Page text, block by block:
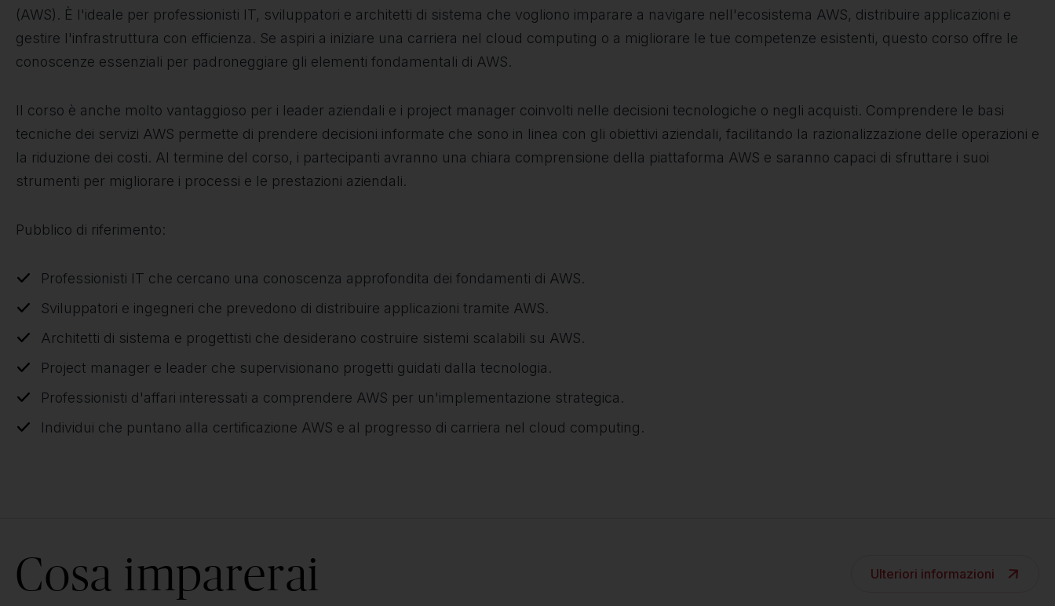
(AWS). È l'ideale per professionisti IT, sviluppatori e architetti di sistema che vogliono imparare a navigare nell'ecosistema AWS, distribuire applicazioni e
gestire l'infrastruttura con efficienza. Se aspiri a iniziare una carriera nel cloud computing o a migliorare le tue competenze esistenti, questo corso offre le
conoscenze essenziali per padroneggiare gli elementi fondamentali di AWS.
Il corso è anche molto vantaggioso per i leader aziendali e i project manager coinvolti nelle decisioni tecnologiche o negli acquisti. Comprendere le basi
tecniche dei servizi AWS permette di prendere decisioni informate che sono in linea con gli obiettivi aziendali, facilitando la razionalizzazione delle operazioni e
la riduzione dei costi. Al termine del corso, i partecipanti avranno una chiara comprensione della piattaforma AWS e saranno capaci di sfruttare i suoi
strumenti per migliorare i processi e le prestazioni aziendali.
Pubblico di riferimento:
Professionisti IT che cercano una conoscenza approfondita dei fondamenti di AWS.
Sviluppatori e ingegneri che prevedono di distribuire applicazioni tramite AWS.
Architetti di sistema e progettisti che desiderano costruire sistemi scalabili su AWS.
Project manager e leader che supervisionano progetti guidati dalla tecnologia.
Professionisti d'affari interessati a comprendere AWS per un'implementazione strategica.
Individui che puntano alla certificazione AWS e al progresso di carriera nel cloud computing.
Cosa imparerai Ulteriori informazioni